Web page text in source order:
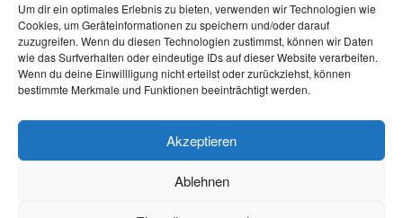
Um dir ein optimales Erlebnis zu bieten, verwenden wir Technologien wie
Cookies, um Geräteinformationen zu speichern und/oder darauf
zuzugreifen. Wenn du diesen Technologien zustimmst, können wir Daten
wie das Surfverhalten oder eindeutige IDs auf dieser Website verarbeiten.
Wenn du deine Einwillligung nicht erteilst oder zurückziehst, können
bestimmte Merkmale und Funktionen beeinträchtigt werden.
Akzeptieren
Ablehnen
Hannes Hochrainer
ASV Ridnaun Biathlon Ski Alpin Langlauf
IBU CUP
Deutsch